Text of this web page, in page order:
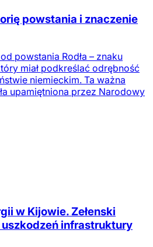
powstania i znaczenie
powstania Rodła – znaku
miał podkreślać odrębność
niemieckim. Ta ważna
upamiętniona przez Narodowy
w Kijowie. Zełenski
uszkodzeń infrastruktury